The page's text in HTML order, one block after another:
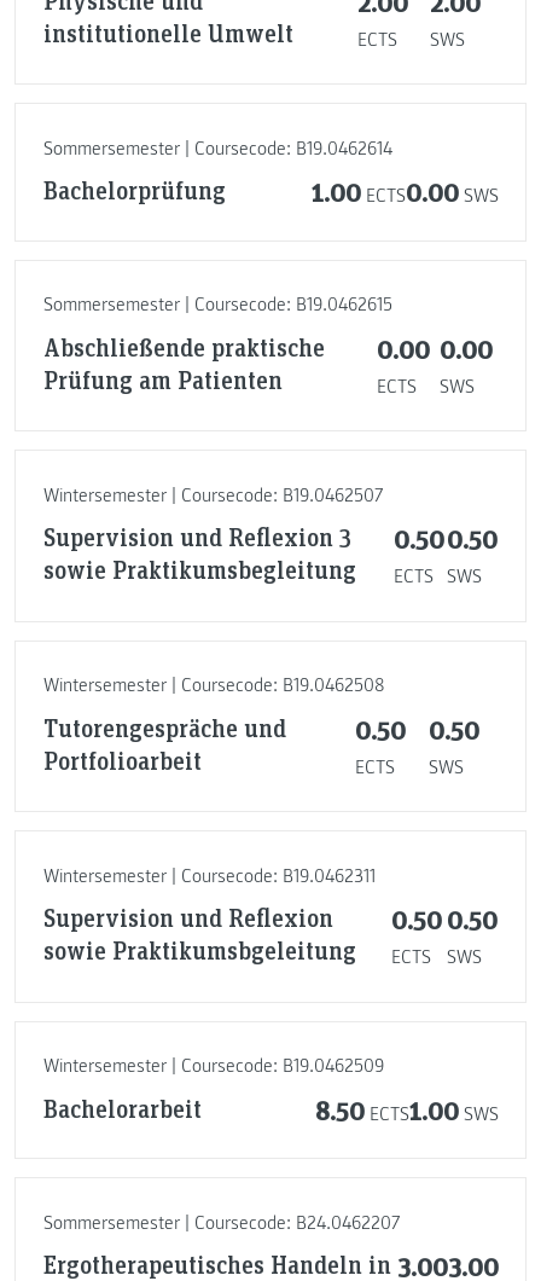
institutionelle Umwelt
ECTS SWS
Sommersemester | Coursecode: B19.0462614
Bachelorprüfung 1.00 ECTS0.00 SWS
Sommersemester | Coursecode: B19.0462615
Abschließende praktische
Prüfung am Patienten
0.00
ECTS
0.00
SWS
Wintersemester | Coursecode: B19.0462507
Supervision und Reflexion 3
sowie Praktikumsbegleitung
0.50
ECTS
0.50
SWS
Wintersemester | Coursecode: B19.0462508
Tutorengespräche und
Portfolioarbeit
0.50
ECTS
0.50
SWS
Wintersemester | Coursecode: B19.0462311
Supervision und Reflexion
sowie Praktikumsbgeleitung
0.50
ECTS
0.50
SWS
Wintersemester | Coursecode: B19.0462509
Bachelorarbeit 8.50 ECTS1.00 SWS
Sommersemester | Coursecode: B24.0462207
Ergotherapeutisches Handeln in 3.003.00